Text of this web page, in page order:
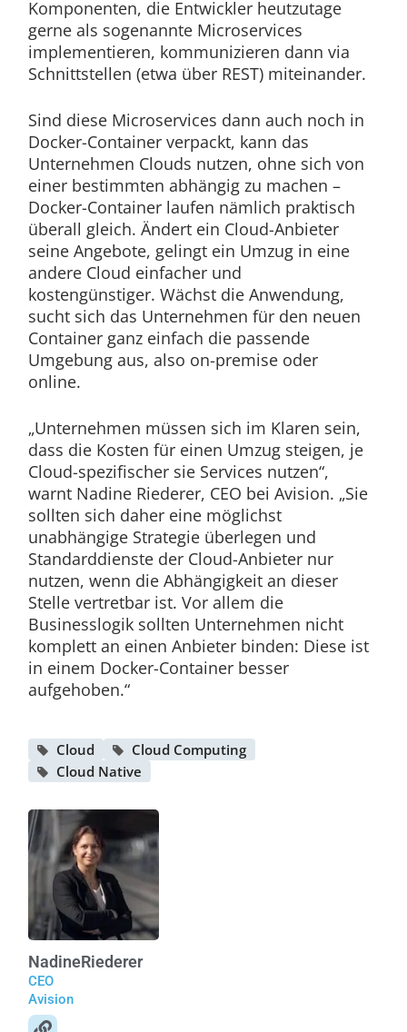
Komponenten, die Entwickler heutzutage
gerne als sogenannte Microservices
implementieren, kommunizieren dann via
Schnittstellen (etwa über REST) miteinander.
Sind diese Microservices dann auch noch in
Docker-Container verpackt, kann das
Unternehmen Clouds nutzen, ohne sich von
einer bestimmten abhängig zu machen –
Docker-Container laufen nämlich praktisch
überall gleich. Ändert ein Cloud-Anbieter
seine Angebote, gelingt ein Umzug in eine
andere Cloud einfacher und
kostengünstiger. Wächst die Anwendung,
sucht sich das Unternehmen für den neuen
Container ganz einfach die passende
Umgebung aus, also on-premise oder
online.
„Unternehmen müssen sich im Klaren sein,
dass die Kosten für einen Umzug steigen, je
Cloud-spezifischer sie Services nutzen“,
warnt Nadine Riederer, CEO bei Avision. „Sie
sollten sich daher eine möglichst
unabhängige Strategie überlegen und
Standarddienste der Cloud-Anbieter nur
nutzen, wenn die Abhängigkeit an dieser
Stelle vertretbar ist. Vor allem die
Businesslogik sollten Unternehmen nicht
komplett an einen Anbieter binden: Diese ist
in einem Docker-Container besser
aufgehoben.“
Cloud
Cloud Computing
Cloud Native
NadineRiederer
CEO
Avision